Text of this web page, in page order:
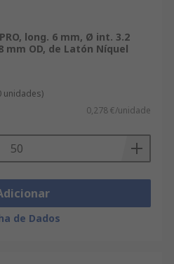
long. 6 mm, Ø int. 3.2
OD, de Latón Níquel
unidades)
0,278 €/unidade
de Dados